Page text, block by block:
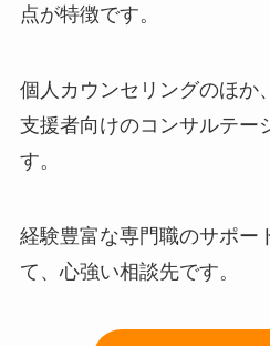
点が特徴です。
個人カウンセリングのほか
支援者向けのコンサルテー
す。
経験豊富な専門職のサポー
て、心強い相談先です。